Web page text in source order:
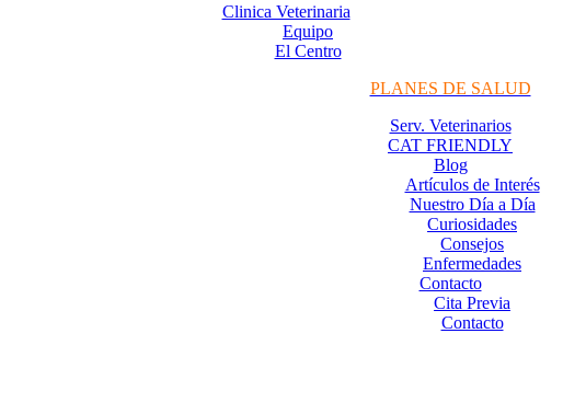
Clinica Veterinaria
Equipo
El Centro
PLANES DE SALUD
Serv. Veterinarios
CAT FRIENDLY
Blog
Artículos de Interés
Nuestro Día a Día
Curiosidades
Consejos
Enfermedades
Contacto
Cita Previa
Contacto